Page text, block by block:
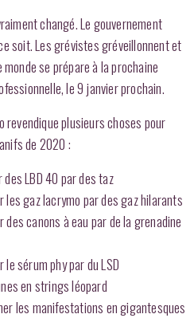
changé. Le gouvernement
soit.Les grévistesgréveillonnentet
se prépare à la prochaine
le 9 janvier prochain.
revendique plusieurs choses pour
de 2020 :
LBD 40 par des taz
les gaz lacrymo par des gaz hilarants
canons à eau par de la grenadine
sérum phy par du LSD
en strings léopard
les manifestations en gigantesques